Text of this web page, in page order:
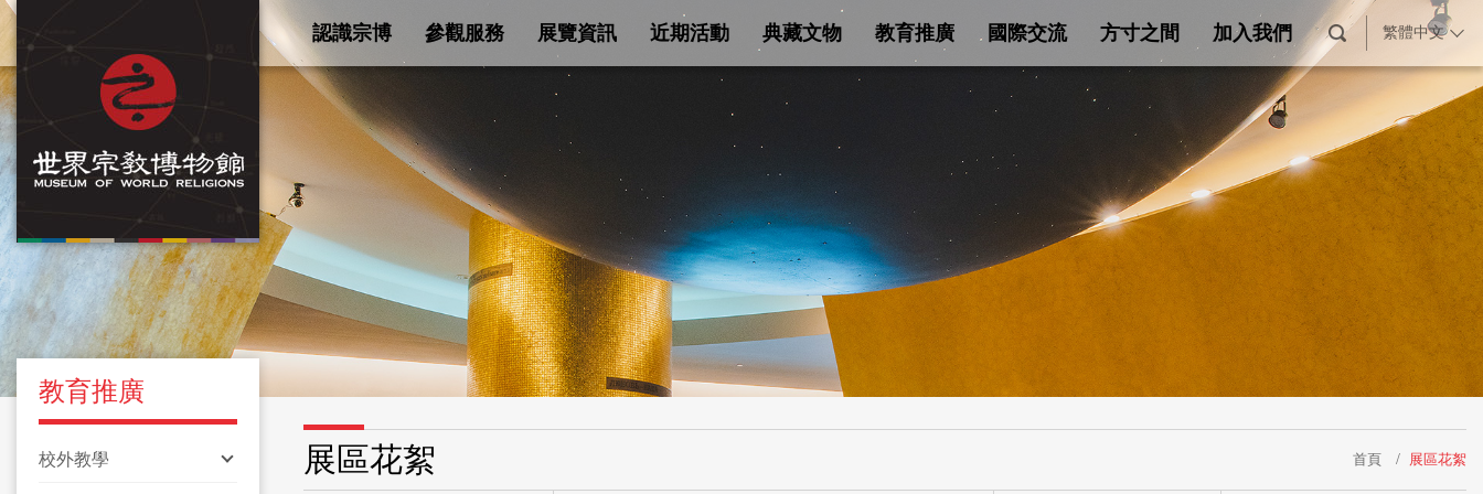
認識宗博 參觀服務 展覽資訊 近期活動 典藏文物 教育推廣 國際交流 方寸之間 加入我們 繁體中文
教育推廣
校外教學 展區花絮 首頁 展區花絮